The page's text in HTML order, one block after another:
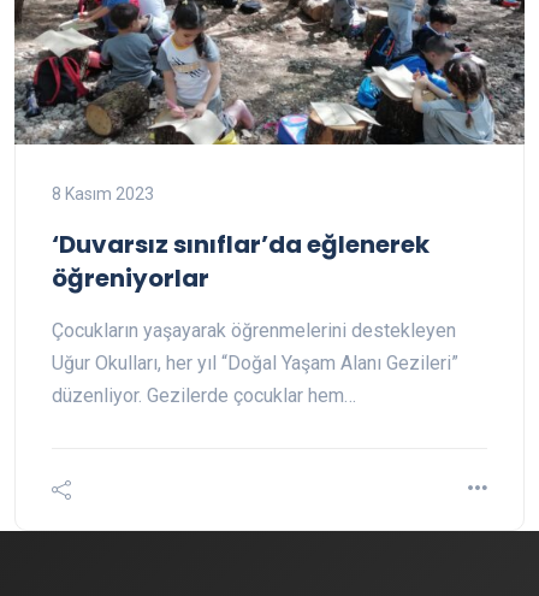
8 Kasım 2023
‘Duvarsız sınıflar’da eğlenerek
öğreniyorlar
Çocukların yaşayarak öğrenmelerini destekleyen
Uğur Okulları, her yıl “Doğal Yaşam Alanı Gezileri”
düzenliyor. Gezilerde çocuklar hem…